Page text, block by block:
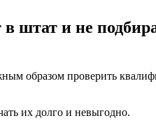
штат и не
образом проверить
их долго и невыгодно.